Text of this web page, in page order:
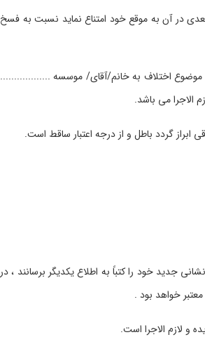
در آن به موقع خود امتناع نماید نسبت به فسخ
موضوع اختلاف به خانم/آقای/ موسسه ..................
الاجرا می باشد.
جدید خود را کتباً به اطلاع یکدیگر برسانند ، در
خواهد بود .